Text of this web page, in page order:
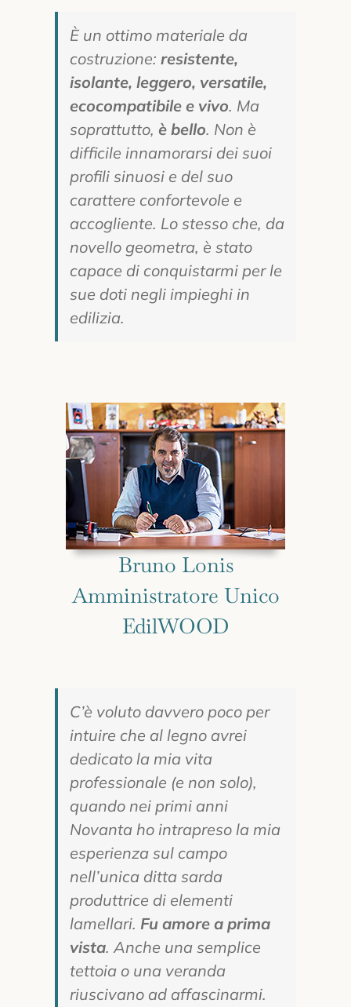
È un ottimo materiale da
costruzione: resistente,
isolante, leggero, versatile,
ecocompatibile e vivo. Ma
soprattutto, è bello. Non è
difficile innamorarsi dei suoi
profili sinuosi e del suo
carattere confortevole e
accogliente. Lo stesso che, da
novello geometra, è stato
capace di conquistarmi per le
sue doti negli impieghi in
edilizia.
Bruno Lonis
Amministratore Unico
EdilWOOD
C’è voluto davvero poco per
intuire che al legno avrei
dedicato la mia vita
professionale (e non solo),
quando nei primi anni
Novanta ho intrapreso la mia
esperienza sul campo
nell’unica ditta sarda
produttrice di elementi
lamellari. Fu amore a prima
vista. Anche una semplice
tettoia o una veranda
riuscivano ad affascinarmi.